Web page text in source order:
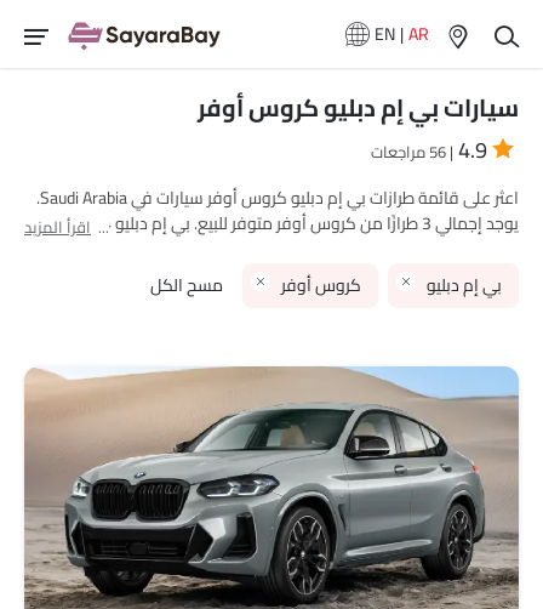
EN|AR
سيارات بي إم دبليو كروس أوفر
4.9 | 56 مراجعات
اعثر على قائمة طرازات بي إم دبليو كروس أوفر سيارات في Saudi Arabia.
يوجد إجمالي 3 طرازًا من كروس أوفر متوفر للبيع. بي إم دبليو X4, بي إم
سعرًا هو بي إم دبليو X4 2025 بسعر SAR 298,850 والأغلى هو بي إم
العروض، الفئات، المواصفات، الصور، استهلاك الوقود والمراجعات.
نماذج بي إم دبليو قائمة الأسعار
بي إم دبليو X4
SAR 298,850 - 299,000
بي إم دبليو X6 M
SAR 655,500
بي إم دبليو X5 M
SAR 655,500
اقرأ المزيد
بي إم دبليو كروس أوفر مسح الكل